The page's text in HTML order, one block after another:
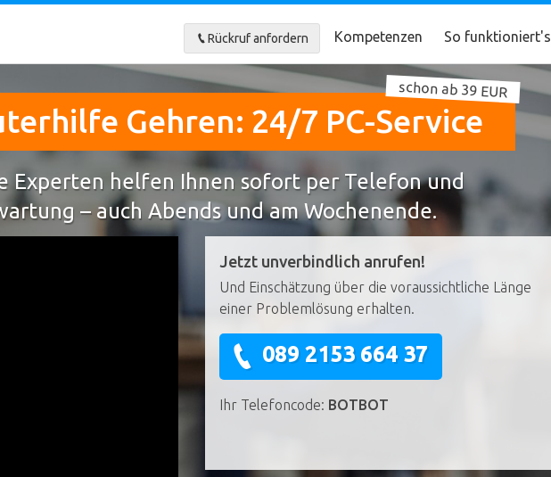
Rückruf anfordern Kompetenzen So funktioniert's
Gehren: 24/7 PC-Service
schon ab 39 EUR
Experten helfen Ihnen sofort per Telefon und
– auch Abends und am Wochenende.
Jetzt unverbindlich anrufen!
Und Einschätzung über die voraussichtliche Länge
einer Problemlösung erhalten.
089 2153 664 37
Ihr Telefoncode: BOTBOT